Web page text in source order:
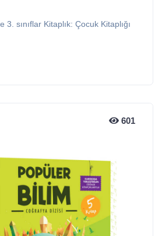
3. sınıflar Kitaplık: Çocuk Kitaplığı
601
601